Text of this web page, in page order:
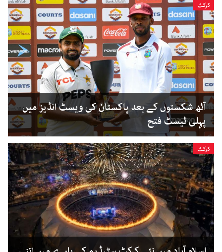
کرکٹ
آٹھ شکستوں کے بعد پاکستان کی ویسٹ انڈیز میں
پہلی ٹیسٹ فتح
کرکٹ